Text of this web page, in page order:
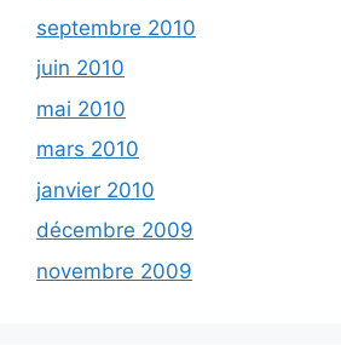
septembre 2010
juin 2010
mai 2010
mars 2010
janvier 2010
décembre 2009
novembre 2009